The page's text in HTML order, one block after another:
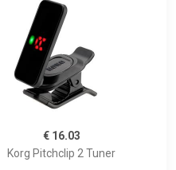
€ 16.03
Korg Pitchclip 2 Tuner